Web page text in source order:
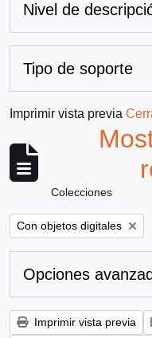
Nivel de
Tipo de soporte
Imprimir vista previa
Colecciones
Remove filter:
Con objetos digitales
Opciones
Imprimir vista previa